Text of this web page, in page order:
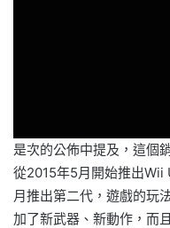
是次的公佈中提及，這個
從2015年5月開始推出Wii
月推出第二代，遊戲的玩
加了新武器、新動作，而